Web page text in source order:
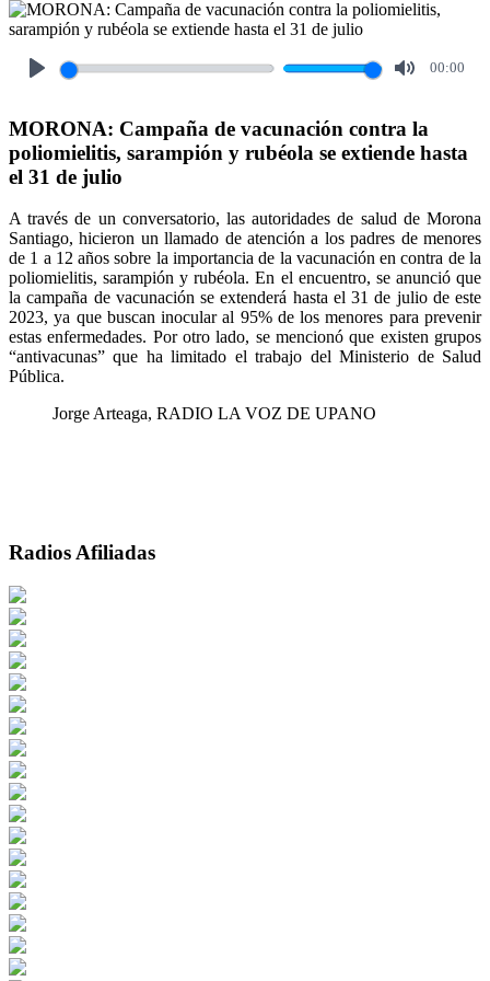
00:00
MORONA: Campaña de vacunación contra la
poliomielitis, sarampión y rubéola se extiende hasta
el 31 de julio
A través de un conversatorio, las autoridades de salud de Morona
Santiago, hicieron un llamado de atención a los padres de menores
de 1 a 12 años sobre la importancia de la vacunación en contra de la
poliomielitis, sarampión y rubéola. En el encuentro, se anunció que
la campaña de vacunación se extenderá hasta el 31 de julio de este
2023, ya que buscan inocular al 95% de los menores para prevenir
estas enfermedades. Por otro lado, se mencionó que existen grupos
“antivacunas” que ha limitado el trabajo del Ministerio de Salud
Pública.
Jorge Arteaga, RADIO LA VOZ DE UPANO
Radios Afiliadas